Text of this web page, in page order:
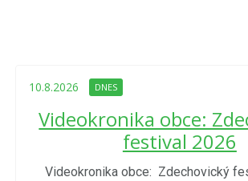
10.8.2026 DNES
Videokronika obce:
festival 2026
Videokronika obce: Zdechovický